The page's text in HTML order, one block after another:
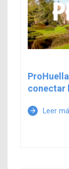
conectar
arrow_forward Leer